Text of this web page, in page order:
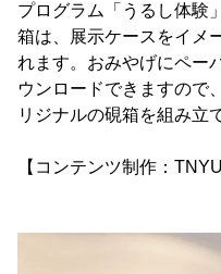
プログラム「うるし体験
箱は、展示ケースをイメ
れます。おみやげにペー
ウンロードできますので
リジナルの硯箱を組み立
【コンテンツ制作：TNYU